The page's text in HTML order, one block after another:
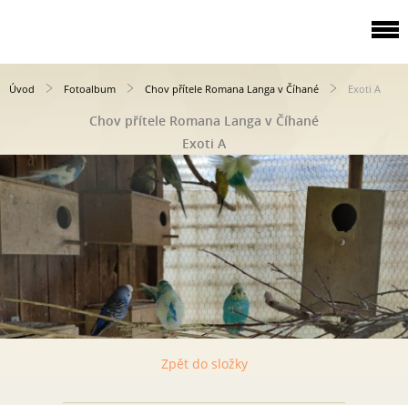
Úvod Fotoalbum Chov přítele Romana Langa v Číhané Exoti A
Chov přítele Romana Langa v Číhané
Exoti A
Zpět do složky